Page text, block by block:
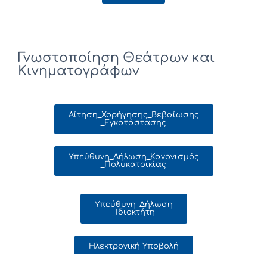
Γνωστοποίηση Θεάτρων και
Κινηματογράφων
Aίτηση_Χορήγησης_Βεβαίωσης
_Εγκατάστασης
Υπεύθυνη_Δήλωση_Κανονισμός
_Πολυκατοικίας
Υπεύθυνη_Δήλωση
_Ιδιοκτήτη
Ηλεκτρονική Υποβολή